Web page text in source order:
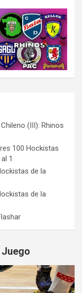
(III): Rhinos
100 Hockistas
1
de la
de la